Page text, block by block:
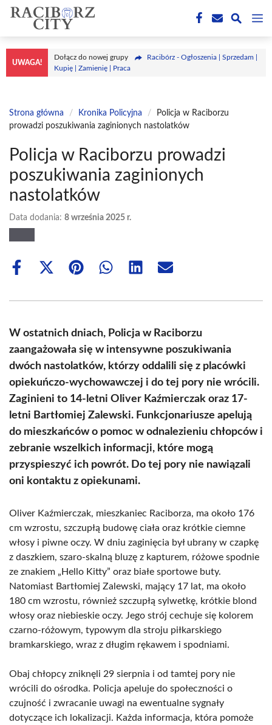
Przejdź
treści
UWAGA!
Dołącz do nowej grupy
Racibórz - Ogłoszenia | Sprzedam |
Kupię | Zamienię | Praca
Strona główna / Kronika Policyjna /
Policja w Raciborzu
prowadzi poszukiwania zaginionych nastolatków
Policja w Raciborzu prowadzi
poszukiwania zaginionych
nastolatków
Data dodania: 8 września 2025 r.
Share
Share
(Twitter)
Share Share Share Share
W ostatnich dniach, Policja w Raciborzu
zaangażowała się w intensywne poszukiwania
dwóch nastolatków, którzy oddalili się z placówki
opiekuńczo-wychowawczej i do tej pory nie wrócili.
Zaginieni to 14-letni Oliver Kaźmierczak oraz 17-
letni Bartłomiej Zalewski. Funkcjonariusze apelują
do mieszkańców o pomoc w odnalezieniu chłopców i
zebranie wszelkich informacji, które mogą
przyspieszyć ich powrót. Do tej pory nie nawiązali
oni kontaktu z opiekunami.
Oliver Kaźmierczak, mieszkaniec Raciborza, ma około 176
cm wzrostu, szczupłą budowę ciała oraz krótkie ciemne
włosy i piwne oczy. W dniu zaginięcia był ubrany w czapkę
z daszkiem, szaro-skalną bluzę z kapturem, różowe spodnie
ze znakiem „Hello Kitty” oraz białe sportowe buty.
Natomiast Bartłomiej Zalewski, mający 17 lat, ma około
180 cm wzrostu, również szczupłą sylwetkę, krótkie blond
włosy oraz niebieskie oczy. Jego strój cechuje się kolorem
czarno-różowym, typowym dla stroju piłkarskiego
bramkarskiego, wraz z długim rękawem i spodniami.
Obaj chłopcy zniknęli 29 sierpnia i od tamtej pory nie
wrócili do ośrodka. Policja apeluje do społeczności o
czujność i zwracanie uwagi na ewentualne sygnały
dotyczące ich lokalizacji. Każda informacja, która pomoże